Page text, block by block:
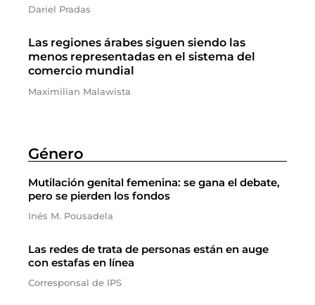
Dariel Pradas
Las regiones árabes siguen siendo las
menos representadas en el sistema del
comercio mundial
Maximilian Malawista
Género
Mutilación genital femenina: se gana el debate,
pero se pierden los fondos
Inés M. Pousadela
Las redes de trata de personas están en auge
con estafas en línea
Corresponsal de IPS